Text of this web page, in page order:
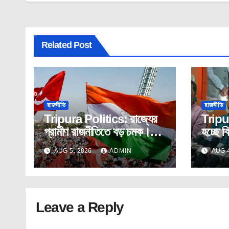
Related Post
রাজনীতি
Tripura Politics: রাজ্যের
গ্রামীণ রাজনীতিতে বড় চমক।
কংগ্রেস – সিপিআইএম যৌথ
ভাবে দখল করলো পঞ্চায়েত।
AUG 5, 2026 ADMIN
রাজনীতি
হচ্ছে
AUG
Leave a Reply